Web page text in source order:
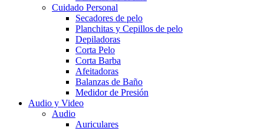
Cuidado Personal
Secadores de pelo
Planchitas y Cepillos de pelo
Depiladoras
Corta Pelo
Corta Barba
Afeitadoras
Balanzas de Baño
Medidor de Presión
Audio y Video
Audio
Auriculares